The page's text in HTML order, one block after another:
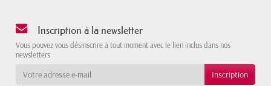
Inscription à la newsletter
Vous pouvez vous désinscrire à tout moment avec le lien inclus dans nos
newsletters